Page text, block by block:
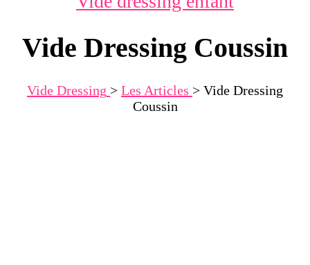
Vide Dressing Coussin
Vide Dressing > Les Articles > Vide Dressing
Coussin